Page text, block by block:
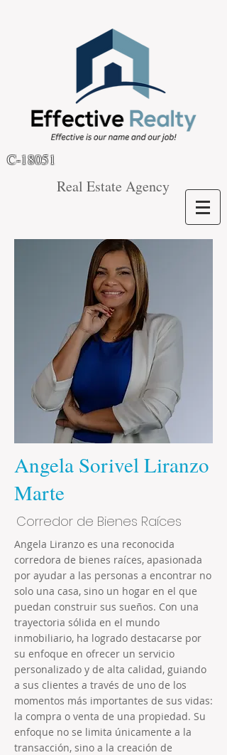
C-18051
Real Estate Agency
Angela Sorivel Liranzo
Marte
Corredor de Bienes Raíces
Angela Liranzo es una reconocida
corredora de bienes raíces, apasionada
por ayudar a las personas a encontrar no
solo una casa, sino un hogar en el que
puedan construir sus sueños. Con una
trayectoria sólida en el mundo
inmobiliario, ha logrado destacarse por
su enfoque en ofrecer un servicio
personalizado y de alta calidad, guiando
a sus clientes a través de uno de los
momentos más importantes de sus vidas:
la compra o venta de una propiedad. Su
enfoque no se limita únicamente a la
transacción, sino a la creación de